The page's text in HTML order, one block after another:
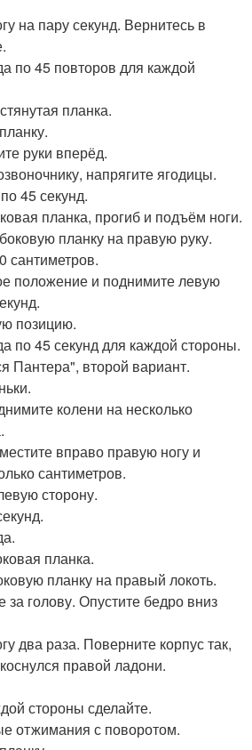
на пару секунд. Вернитесь в
по 45 повторов для каждой
планка.
руки вперёд.
напрягите ягодицы.
45 секунд.
планка, прогиб и подъём ноги.
планку на правую руку.
сантиметров.
положение и поднимите левую
позицию.
по 45 секунд для каждой стороны.
Пантера", второй вариант.
колени на несколько
вправо правую ногу и
сантиметров.
сторону.
планка.
планку на правый локоть.
голову. Опустите бедро вниз
два раза. Поверните корпус так,
правой ладони.
стороны сделайте.
отжимания с поворотом.